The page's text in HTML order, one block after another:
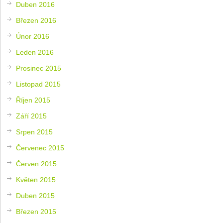
Duben 2016
Březen 2016
Únor 2016
Leden 2016
Prosinec 2015
Listopad 2015
Říjen 2015
Září 2015
Srpen 2015
Červenec 2015
Červen 2015
Květen 2015
Duben 2015
Březen 2015